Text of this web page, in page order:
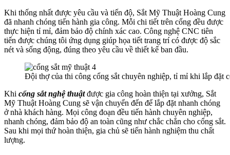
Khi thống nhất được yêu cầu và tiến độ, Sắt Mỹ Thuật Hoàng Cung
đã nhanh chóng tiến hành gia công. Mỗi chi tiết trên cổng đều được
thực hiện tỉ mỉ, đảm bảo độ chính xác cao. Công nghệ CNC tiên
tiến được chúng tôi ứng dụng giúp họa tiết trang trí có được độ sắc
nét và sống động, đúng theo yêu cầu về thiết kế ban đầu.
Đội thợ của thi công cổng sắt chuyên nghiệp, tỉ mỉ khi lắp đặt
Khi cổng sắt nghệ thuậtđược gia công hoàn thiện tại xưởng, Sắt
Mỹ Thuật Hoàng Cung sẽ vận chuyển đến để lắp đặt nhanh chóng
ở nhà khách hàng. Mọi công đoạn đều tiến hành chuyên nghiệp,
nhanh chóng, đảm bảo độ an toàn cũng như chắc chắn cho cổng sắt.
Sau khi mọi thứ hoàn thiện, gia chủ sẽ tiến hành nghiệm thu chất
lượng.